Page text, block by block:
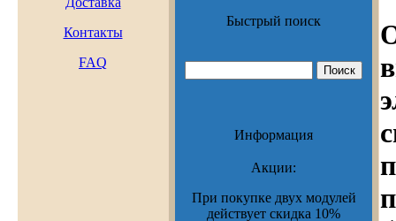
Контакты
FAQ
Быстрый поиск
Информация
Акции:
При покупке двух модулей
действует скидка 10%